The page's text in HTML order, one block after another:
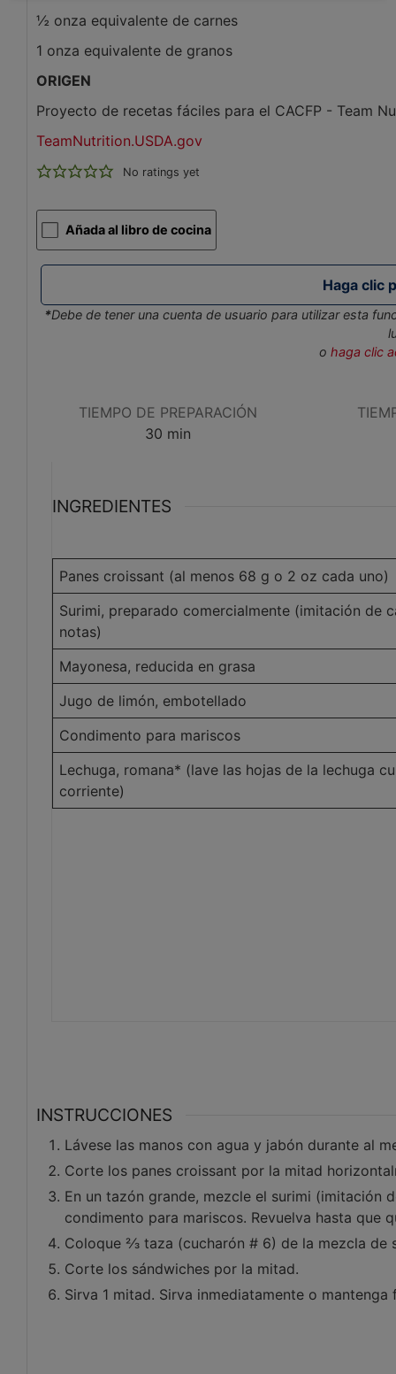
½ onza equivalente de carnes
1 onza equivalente de granos
ORIGEN
Proyecto de recetas fáciles para el CACFP - Team
TeamNutrition.USDA.gov
No ratings yet
Añada al libro de cocina
*Debe de tener una cuenta de usuario para utilizar esta
o haga clic
TIEMPO DE PREPARACIÓN
30minutos
min
INGREDIENTES
Panes croissant (al menos 68 g o 2 oz cada uno)
Surimi, preparado comercialmente (imitación de
notas)
Mayonesa, reducida en grasa
Jugo de limón, embotellado
Condimento para mariscos
Lechuga, romana* (lave las hojas de la lechuga
corriente)
INSTRUCCIONES
Lávese las manos con agua y jabón durante al
Corte los panes croissant por la mitad
En un tazón grande, mezcle el surimi (imitación
condimento para mariscos. Revuelva hasta que
Coloque 2⁄3 taza (cucharón # 6) de la mezcla
Corte los sándwiches por la mitad.
Sirva 1 mitad. Sirva inmediatamente o